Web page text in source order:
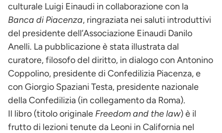
culturale Luigi Einaudi in collaborazione con la
Banca di Piacenza, ringraziata nei saluti introduttivi
del presidente dell’Associazione Einaudi Danilo
Anelli. La pubblicazione è stata illustrata dal
curatore, filosofo del diritto, in dialogo con Antonino
Coppolino, presidente di Confedilizia Piacenza, e
con Giorgio Spaziani Testa, presidente nazionale
della Confedilizia (in collegamento da Roma).
Il libro (titolo originale Freedom and the law) è il
frutto di lezioni tenute da Leoni in California nel